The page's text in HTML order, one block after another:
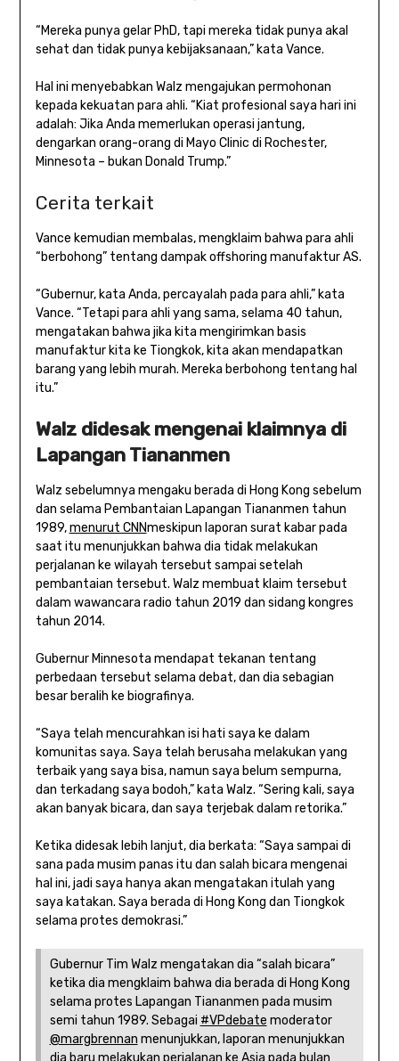
“Mereka punya gelar PhD, tapi mereka tidak punya akal
sehat dan tidak punya kebijaksanaan,” kata Vance.
Hal ini menyebabkan Walz mengajukan permohonan
kepada kekuatan para ahli. “Kiat profesional saya hari ini
adalah: Jika Anda memerlukan operasi jantung,
dengarkan orang-orang di Mayo Clinic di Rochester,
Minnesota – bukan Donald Trump.”
Cerita terkait
Vance kemudian membalas, mengklaim bahwa para ahli
“berbohong” tentang dampak offshoring manufaktur AS.
“Gubernur, kata Anda, percayalah pada para ahli,” kata
Vance. “Tetapi para ahli yang sama, selama 40 tahun,
mengatakan bahwa jika kita mengirimkan basis
manufaktur kita ke Tiongkok, kita akan mendapatkan
barang yang lebih murah. Mereka berbohong tentang hal
itu.”
Walz didesak mengenai klaimnya di
Lapangan Tiananmen
Walz sebelumnya mengaku berada di Hong Kong sebelum
dan selama Pembantaian Lapangan Tiananmen tahun
1989,menurut CNNmeskipun laporan surat kabar pada
saat itu menunjukkan bahwa dia tidak melakukan
perjalanan ke wilayah tersebut sampai setelah
pembantaian tersebut. Walz membuat klaim tersebut
dalam wawancara radio tahun 2019 dan sidang kongres
tahun 2014.
Gubernur Minnesota mendapat tekanan tentang
perbedaan tersebut selama debat, dan dia sebagian
besar beralih ke biografinya.
“Saya telah mencurahkan isi hati saya ke dalam
komunitas saya. Saya telah berusaha melakukan yang
terbaik yang saya bisa, namun saya belum sempurna,
dan terkadang saya bodoh,” kata Walz. “Sering kali, saya
akan banyak bicara, dan saya terjebak dalam retorika.”
Ketika didesak lebih lanjut, dia berkata: “Saya sampai di
sana pada musim panas itu dan salah bicara mengenai
hal ini, jadi saya hanya akan mengatakan itulah yang
saya katakan. Saya berada di Hong Kong dan Tiongkok
selama protes demokrasi.”
Gubernur Tim Walz mengatakan dia “salah bicara”
ketika dia mengklaim bahwa dia berada di Hong Kong
selama protes Lapangan Tiananmen pada musim
semi tahun 1989. Sebagai #VPdebate moderator
@margbrennan menunjukkan, laporan menunjukkan
dia baru melakukan perjalanan ke Asia pada bulan